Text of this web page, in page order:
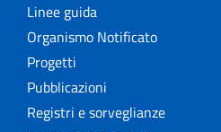
Linee guida
Organismo Notificato
Progetti
Pubblicazioni
Registri e sorveglianze